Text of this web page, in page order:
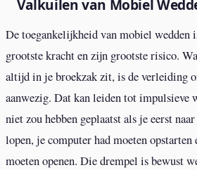
Valkuilen van Mobiel
De toegankelijkheid van mobiel
grootste kracht en zijn grootste risico.
altijd in je broekzak zit, is de verleiding
aanwezig. Dat kan leiden tot impulsieve
niet zou hebben geplaatst als je eerst
lopen, je computer had moeten opstarten
moeten openen. Die drempel is bewust